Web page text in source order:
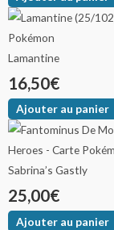
Lamantine
16,50€
Ajouter au panier
Sabrina’s Gastly
25,00€
Ajouter au panier